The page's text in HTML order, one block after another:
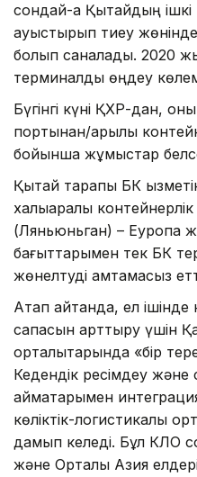
сондай-ақ Қытайдың
ауыстырып тиеу
болып саналады. 2020
терминалдық өңдеу
Бүгінгі күні ҚХР-дан,
портынан/арқылы
бойынша жұмыстар
Қытай тарапы БК
халықаралық
(Ляньюньган) – Еуропа
бағыттарымен тек БК
жөнелтуді қамтамасыз
Атап айтқанда, ел ішінде
сапасын арттыру үшін
орталықтарында «бір
Кедендік ресімдеу және
аймақтарымен
көліктік-логистикалық
дамып келеді. Бұл КЛО
және Орталық Азия